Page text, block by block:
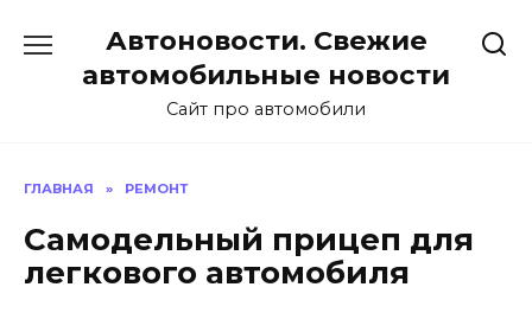
содержанию
Автоновости. Свежие
автомобильные новости
Сайт про автомобили
ГЛАВНАЯ » РЕМОНТ
Самодельный прицеп для
легкового автомобиля